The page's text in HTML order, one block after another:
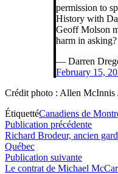
permission to
History with
Geoff Molson
harm in asking?
— Darren
February 15,
Crédit photo : Allen McInnis
ÉtiquettéCanadiens de
Navigation
de
l’article
Publication précédente
Richard Brodeur, ancien
Québec
Publication suivante
suivante :
Le contrat de Michael